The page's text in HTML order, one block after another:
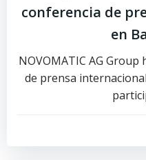
conferencia de
en
NOVOMATIC AG
de prensa